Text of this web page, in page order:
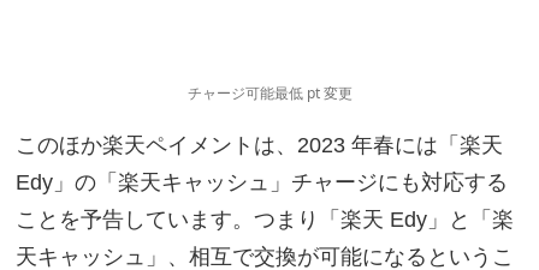
チャージ可能最低 pt 変更
このほか楽天ペイメントは、2023 年春には「楽天
Edy」の「楽天キャッシュ」チャージにも対応する
ことを予告しています。つまり「楽天 Edy」と「楽
天キャッシュ」、相互で交換が可能になるというこ